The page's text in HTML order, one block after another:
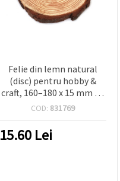
Felie din lemn natural
(disc) pentru hobby &
craft, 160–180 x 15 mm - 1
buc.
COD: 831769
15.60 Lei